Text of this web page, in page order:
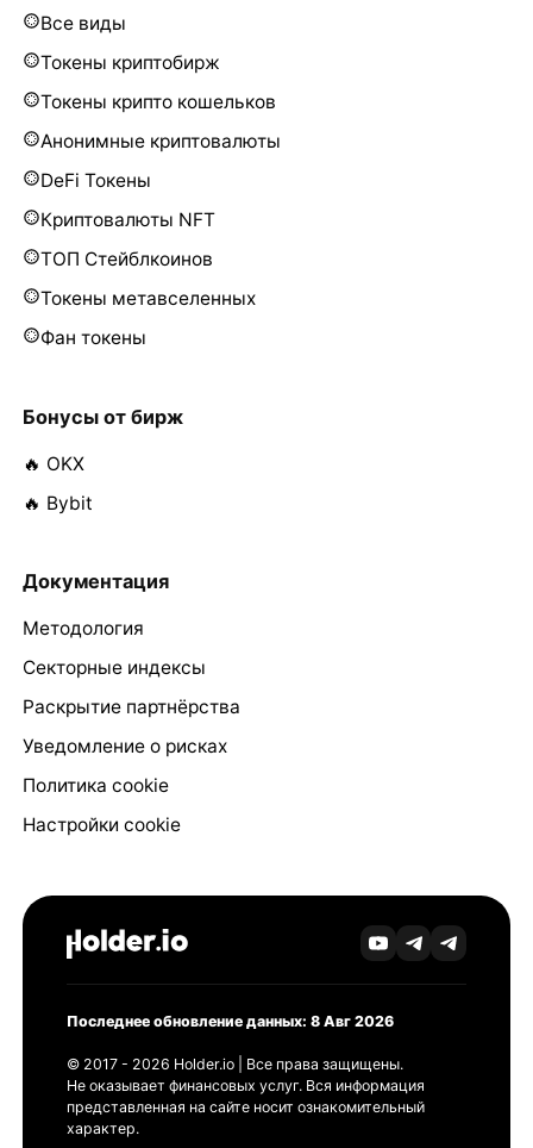
Все виды
Токены криптобирж
Токены крипто кошельков
Анонимные криптовалюты
DeFi Токены
Криптовалюты NFT
ТОП Стейблкоинов
Токены метавселенных
Фан токены
Бонусы от бирж
🔥 OKX
🔥 Bybit
Документация
Методология
Секторные индексы
Раскрытие партнёрства
Уведомление о рисках
Политика cookie
Настройки cookie
Последнее обновление данных: 8 Авг 2026
© 2017 - 2026 Holder.io | Все права защищены.
Не оказывает финансовых услуг. Вся информация
представленная на сайте носит ознакомительный
характер.